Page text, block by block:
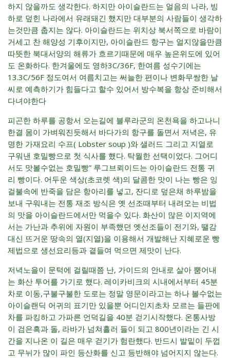
하지 않을까도 생각한다. 하지만 아이슬란드는 얼음의 나라, 빙
하로 덮힌 나라에서 유래돼긴 했지만 대부분의 사람들이 생각하
는것만큼 춥지는 않다. 아이슬란드는 위치상 북서쪽으로 바람이
거세고 찬 해양성 기후이지만, 아이슬란드 항구는 얼지않을만큼
따뜻한 북대서양의 해류가 흐르기때문에 매우 높은위도에 있어
도 온화하다. 한겨울에도 영하3C/36F, 한여름 성수기에는
13.3C/56F 정도여서 여름치고는 써늘한 편이나 변화무쌍한 날
씨로 예측하기가 힘들다고 할수 있어서 방수복을 항상 준비해서
다녀야한다
피곤한 하루를 공항서 오는길에 블루라군의 온천욕을 하고나니
한결 몸이 가벼워진듯해서 바다가의 항구를 돌면서 저녁은, 유
명한 가재요리 수프( Lobster soup )와 샐러드 그리고 지열로
구워낸 호밀빵으로 첫 식사를 했다. 탁월한 선택이었다. 그어디
서도 맛볼수없는 호밀빵” 루그브뢰이드는 아이슬란드 전통 귀
리 빵이다. 어두운 색상(초코렛 색)의 달콤한 맛이 나는 빵은 잉
걸불속에 반죽을 담은 항아리를 넣고, 잔디로 덮은채 하루밤을
보내 구워내는 전통 재조 방식은 옛 선조때부터 내려오는 비법
의 맛을 아이슬란드에서만 먹을수 있다. 화산이 많은 이지역에
서는 가난과 추위에 자원이 부족했던 옛선조들이 전기와, 땔감
대신 뜨거운 땅속의 열(지열)을 이용해서 개발해난 지혜로운 빵
제법으로 생선요리등과 곁들여 먹으면 제맛이 난다.
저녁노을이 문턱에 걸릴때쯤 난, 가이드의 안내로 살아 뿜어내
는 화산 투어를 가기로 했다. 레이카비크의 시내에서부터 45분
차로 이동,구불구불한 도로는 정말 영문이라고는 하나 볼수없는
아이슬랜딕 어귀의 표기만 있을뿐 어디인지초차 모르는 들판에
차를 파킹하고 가파른 언덕길을 40분 걷기시작했다. 온통사방
이 검은흑과 돌, 라바가 넘쳐흘러 들이 되고 800년이라는 긴 시
간을 지나온 이 길은 매우 걷기가 험란했다. 반드시 발밑이 두껍
고 무뉘가 많이 파인 등산화를 신고 등반해야 넘어지지 않는다.